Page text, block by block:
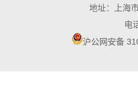
地址：上海
电
沪公网安备